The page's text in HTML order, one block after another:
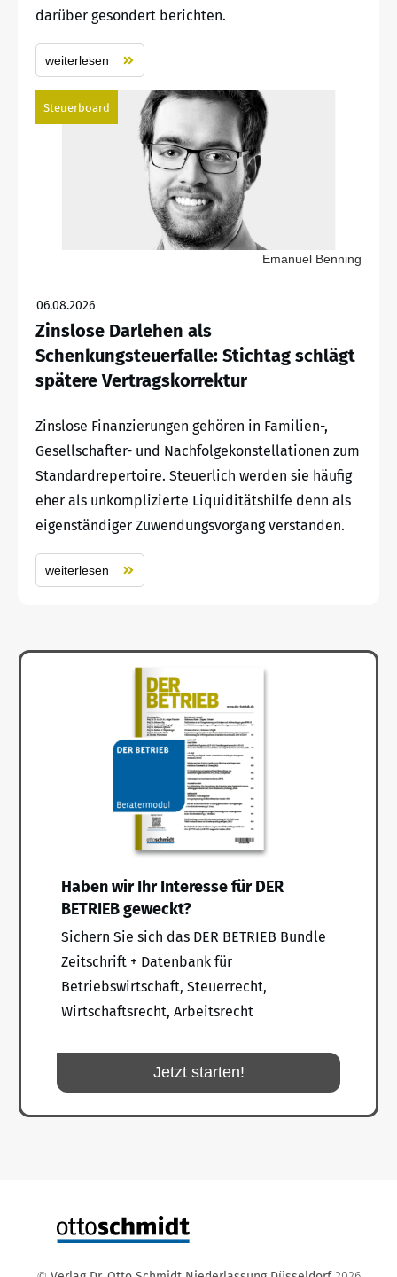
darüber gesondert berichten.
weiterlesen
Steuerboard
Emanuel Benning
06.08.2026
Zinslose Darlehen als
Schenkungsteuerfalle: Stichtag schlägt
spätere Vertragskorrektur
Zinslose Finanzierungen gehören in Familien-,
Gesellschafter- und Nachfolgekonstellationen zum
Standardrepertoire. Steuerlich werden sie häufig
eher als unkomplizierte Liquiditätshilfe denn als
eigenständiger Zuwendungsvorgang verstanden.
weiterlesen
Haben wir Ihr Interesse für DER
BETRIEB geweckt?
Sichern Sie sich das DER BETRIEB Bundle
Zeitschrift + Datenbank für
Betriebswirtschaft, Steuerrecht,
Wirtschaftsrecht, Arbeitsrecht
Jetzt starten!